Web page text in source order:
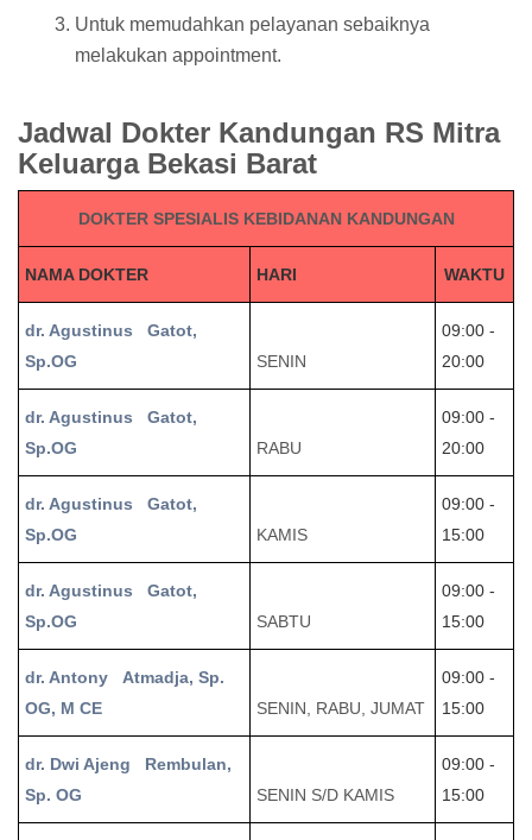
Untuk memudahkan pelayanan sebaiknya
melakukan appointment.
Jadwal Dokter Kandungan RS Mitra
Keluarga Bekasi Barat
DOKTER SPESIALIS KEBIDANAN KANDUNGAN
NAMA DOKTER HARI WAKTU
dr. Agustinus Gatot,
Sp.OG
SENIN
09:00 -
20:00
dr. Agustinus Gatot,
Sp.OG
RABU
09:00 -
20:00
dr. Agustinus Gatot,
Sp.OG
KAMIS
09:00 -
15:00
dr. Agustinus Gatot,
Sp.OG
SABTU
09:00 -
15:00
dr. Antony Atmadja, Sp.
OG, M CE
SENIN, RABU, JUMAT
09:00 -
15:00
dr. Dwi Ajeng Rembulan,
Sp. OG
SENIN S/D KAMIS
09:00 -
15:00